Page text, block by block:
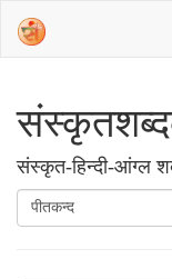
संस्‍कृत-हिन्दी-आंग्ल